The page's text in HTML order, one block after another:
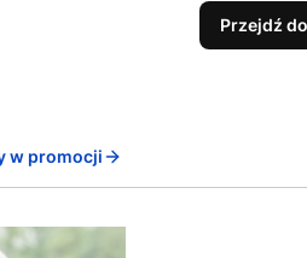
Przejdź
w promocji